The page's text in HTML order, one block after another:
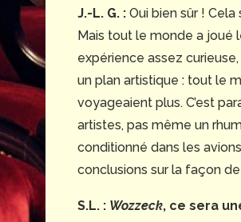
J.-L. G. : Oui bien sûr !
Mais tout le monde a joué
expérience assez
un plan artistique : tout le
voyageaient plus. C’est
artistes, pas même un
conditionné dans les
conclusions sur la façon
S.L. : Wozzeck, ce sera